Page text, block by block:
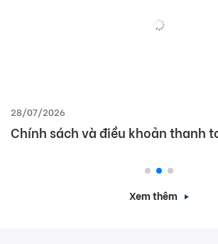
28/07/2026
Chính sách và điều khoản thanh
Xem thêm